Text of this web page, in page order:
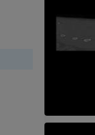
PREMIUM